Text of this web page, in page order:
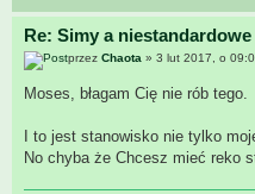
Re: Simy a
przez Chaota » 3 lut 2017, o
Moses, błagam Cię nie rób tego.
I to jest stanowisko nie tylko
No chyba że Chcesz mieć reko